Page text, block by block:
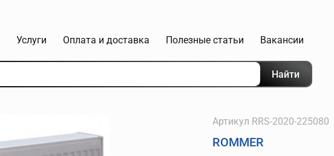
Услуги Оплата и доставка Полезные статьи Вакансии
Найти
Артикул RRS-2020-225080
ROMMER